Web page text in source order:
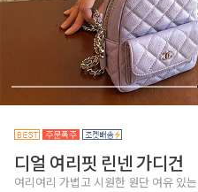
디얼 여리핏 린넨 가디건
여리여리 가볍고 시원한 원단 여유 있